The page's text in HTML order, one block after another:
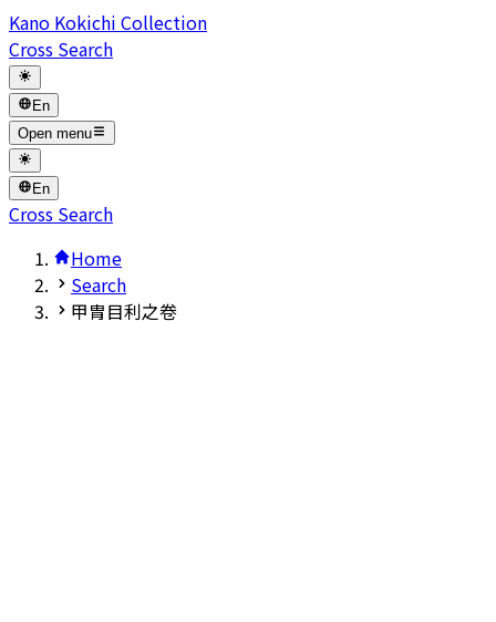
Kano Kokichi Collection
Cross Search
En
Open menu
En
Cross Search
Home
Search
甲胄目利之卷